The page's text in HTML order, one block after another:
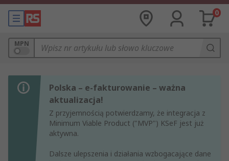
0
MPN
Polska – e-fakturowanie – ważna
aktualizacja!
Z przyjemnością potwierdzamy, że integracja z
Minimum Viable Product ("MVP") KSeF jest już
aktywna.
Dalsze ulepszenia i działania wzbogacające dane